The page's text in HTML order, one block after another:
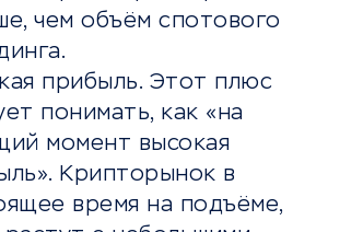
чем объём спотового
прибыль. Этот плюс
понимать, как «на
момент высокая
Крипторынок в
время на подъёме,